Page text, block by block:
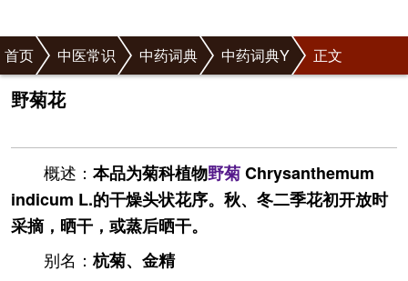
首页 中医常识 中药词典 中药词典Y 正文
野菊花
概述： 本品为菊科植物野菊Chrysanthemum
indicum L.的干燥头状花序。秋、冬二季花初开放时
采摘，晒干，或蒸后晒干。
别名：杭菊、金精